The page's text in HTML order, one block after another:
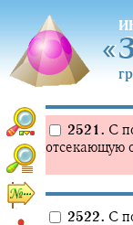
«
«
2521. С
отсекающую
2522. С